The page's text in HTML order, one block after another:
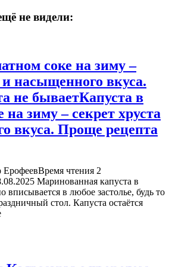
не видели:
соке на зиму –
и насыщенного вкуса.
не бываетКапуста в
на зиму – секрет хруста
вкуса. Проще рецепта
чтения 2
Маринованная капуста в
вписывается в любое застолье, будь то
стол. Капуста остаётся